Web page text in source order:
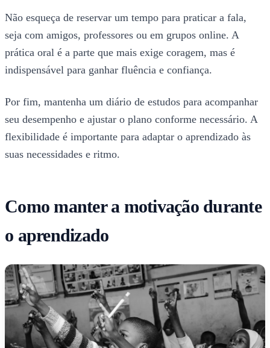
Não esqueça de reservar um tempo para praticar a fala,
seja com amigos, professores ou em grupos online. A
prática oral é a parte que mais exige coragem, mas é
indispensável para ganhar fluência e confiança.
Por fim, mantenha um diário de estudos para acompanhar
seu desempenho e ajustar o plano conforme necessário. A
flexibilidade é importante para adaptar o aprendizado às
suas necessidades e ritmo.
Como manter a motivação durante
o aprendizado